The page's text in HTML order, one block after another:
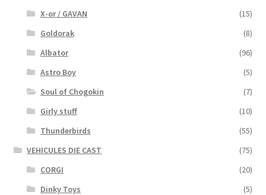
X-or / GAVAN
(15)
Goldorak
(8)
Albator
(96)
Astro Boy
(5)
Soul of Chogokin
(7)
Girly stuff
(10)
Thunderbirds
(55)
VEHICULES DIE CAST
(75)
CORGI
(20)
Dinky Toys
(5)